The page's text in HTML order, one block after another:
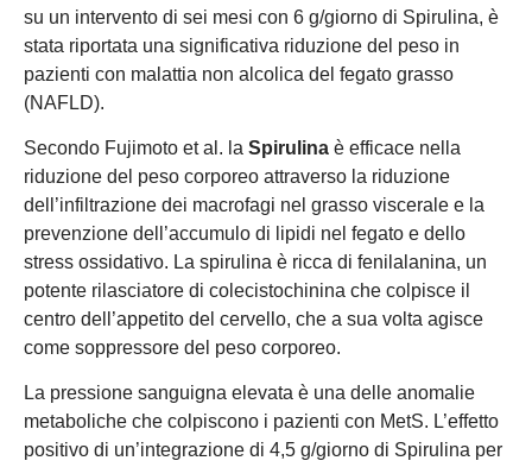
su un intervento di sei mesi con 6 g/giorno di Spirulina, è
stata riportata una significativa riduzione del peso in
pazienti con malattia non alcolica del fegato grasso
(NAFLD).
Secondo Fujimoto et al. la Spirulina è efficace nella
riduzione del peso corporeo attraverso la riduzione
dell’infiltrazione dei macrofagi nel grasso viscerale e la
prevenzione dell’accumulo di lipidi nel fegato e dello
stress ossidativo. La spirulina è ricca di fenilalanina, un
potente rilasciatore di colecistochinina che colpisce il
centro dell’appetito del cervello, che a sua volta agisce
come soppressore del peso corporeo.
La pressione sanguigna elevata è una delle anomalie
metaboliche che colpiscono i pazienti con MetS. L’effetto
positivo di un’integrazione di 4,5 g/giorno di Spirulina per